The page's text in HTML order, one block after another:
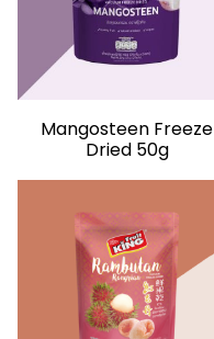
Mangosteen Freeze
Dried 50g